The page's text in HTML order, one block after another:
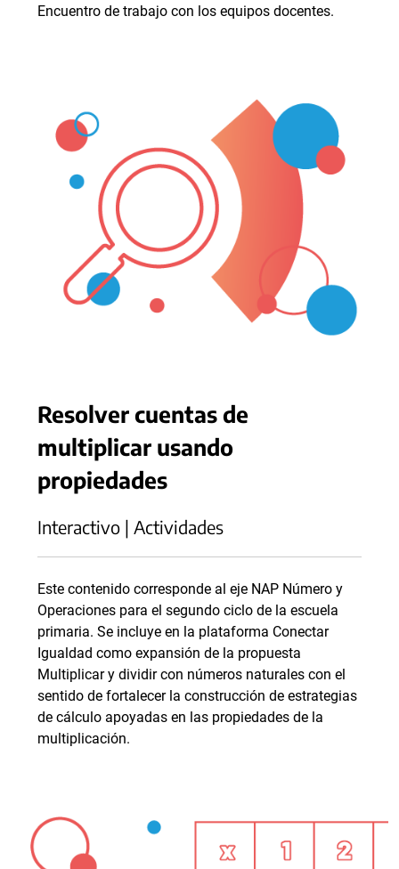
Encuentro de trabajo con los equipos docentes.
Resolver cuentas de
multiplicar usando
propiedades
Interactivo | Actividades
Este contenido corresponde al eje NAP Número y
Operaciones para el segundo ciclo de la escuela
primaria. Se incluye en la plataforma Conectar
Igualdad como expansión de la propuesta
Multiplicar y dividir con números naturales con el
sentido de fortalecer la construcción de estrategias
de cálculo apoyadas en las propiedades de la
multiplicación.